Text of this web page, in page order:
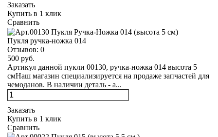
Заказать
Купить в 1 клик
Сравнить
Пукля ручка-ножка 014
Отзывов: 0
500 руб.
Артикул данной пукли 00130, ручка-ножка 014 высота 5
смНаш магазин специализируется на продаже запчастей для
чемоданов. В наличии деталь - а...
Заказать
Купить в 1 клик
Сравнить